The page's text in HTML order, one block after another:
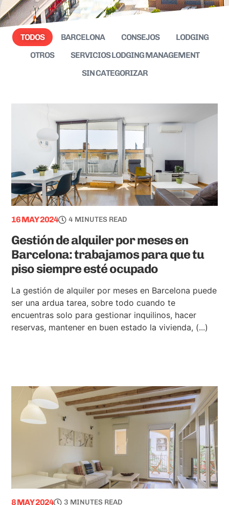
BARCELONA CONSEJOS
LODGING
OTROS
SERVICIOS LODGING MANAGEMENT
SIN CATEGORIZAR
TODOS
16 MAY 2024 4 MINUTES READ
Gestión de alquiler por meses en
Barcelona: trabajamos para que tu
piso siempre esté ocupado
La gestión de alquiler por meses en Barcelona puede
ser una ardua tarea, sobre todo cuando te
encuentras solo para gestionar inquilinos, hacer
reservas, mantener en buen estado la vivienda, (...)
8 MAY 2024 3 MINUTES READ